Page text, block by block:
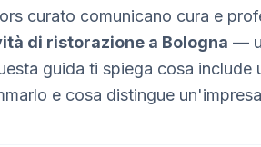
curato comunicano cura e
di ristorazione a Bologna —
guida ti spiega cosa include
e cosa distingue